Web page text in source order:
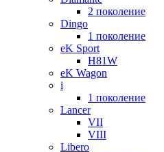
2 поколение
Dingo
1 поколение
eK Sport
H81W
eK Wagon
i
1 поколение
Lancer
VII
VIII
Libero